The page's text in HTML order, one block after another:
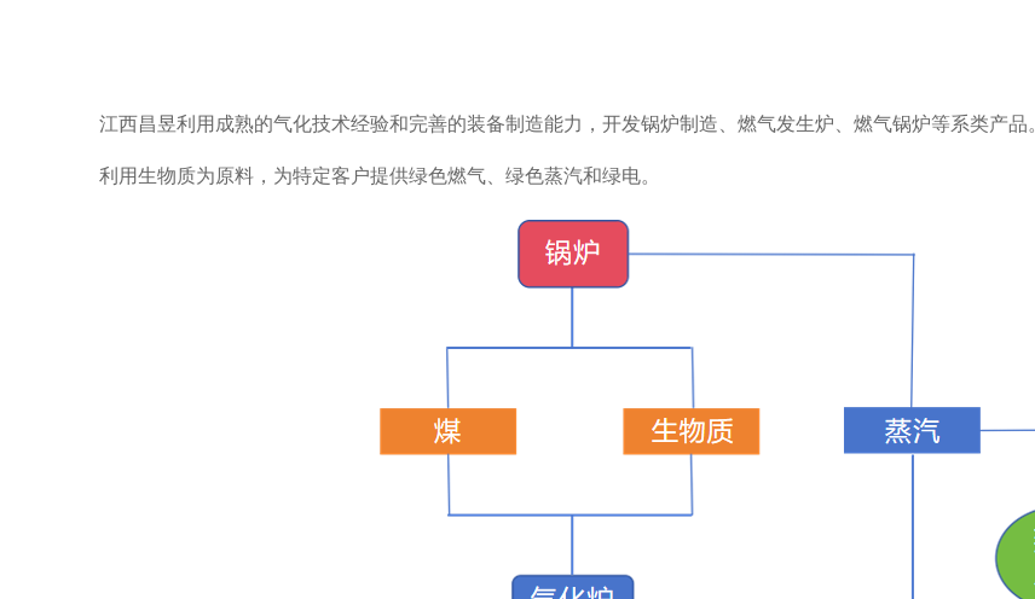
江西昌昱利用成熟的气化技术经验和完善的装备制造能力，开发锅炉制造、燃气发生炉、燃气锅炉等系类产品。
利用生物质为原料，为特定客户提供绿色燃气、绿色蒸汽和绿电。